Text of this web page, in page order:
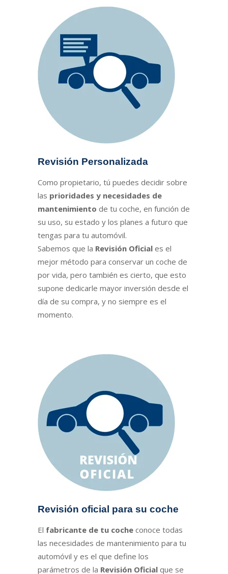
Revisión Personalizada
Como propietario, tú puedes decidir sobre
las prioridades y necesidades de
mantenimiento de tu coche, en función de
su uso, su estado y los planes a futuro que
tengas para tu automóvil.
Sabemos que la Revisión Oficial es el
mejor método para conservar un coche de
por vida, pero también es cierto, que esto
supone dedicarle mayor inversión desde el
día de su compra, y no siempre es el
momento.
Revisión oficial para su coche
El fabricante de tu coche conoce todas
las necesidades de mantenimiento para tu
automóvil y es el que define los
parámetros de la Revisión Oficial que se